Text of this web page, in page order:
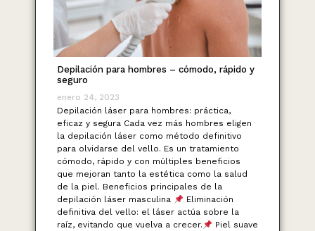
Depilación para hombres – cómodo, rápido y
seguro
enero 24, 2023
Depilación láser para hombres: práctica,
eficaz y segura Cada vez más hombres eligen
la depilación láser como método definitivo
para olvidarse del vello. Es un tratamiento
cómodo, rápido y con múltiples beneficios
que mejoran tanto la estética como la salud
de la piel. Beneficios principales de la
depilación láser masculina
Eliminación
definitiva del vello: el láser actúa sobre la
raíz, evitando que vuelva a crecer.
Piel suave